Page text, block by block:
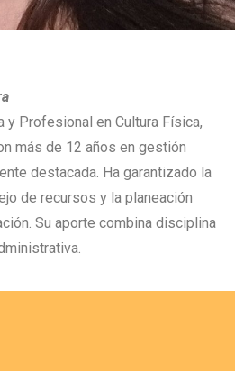
y Profesional en Cultura Física,
más de 12 años en gestión
destacada. Ha garantizado la
de recursos y la planeación
Su aporte combina disciplina